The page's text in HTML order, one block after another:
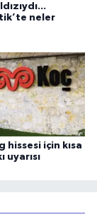
neler
hissesi için kısa
uyarısı